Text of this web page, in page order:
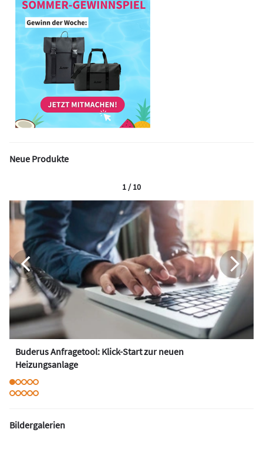
Neue Produkte
Buderus Anfragetool: Klick-Start zur neuen
Heizungsanlage
1 / 10
Bildergalerien